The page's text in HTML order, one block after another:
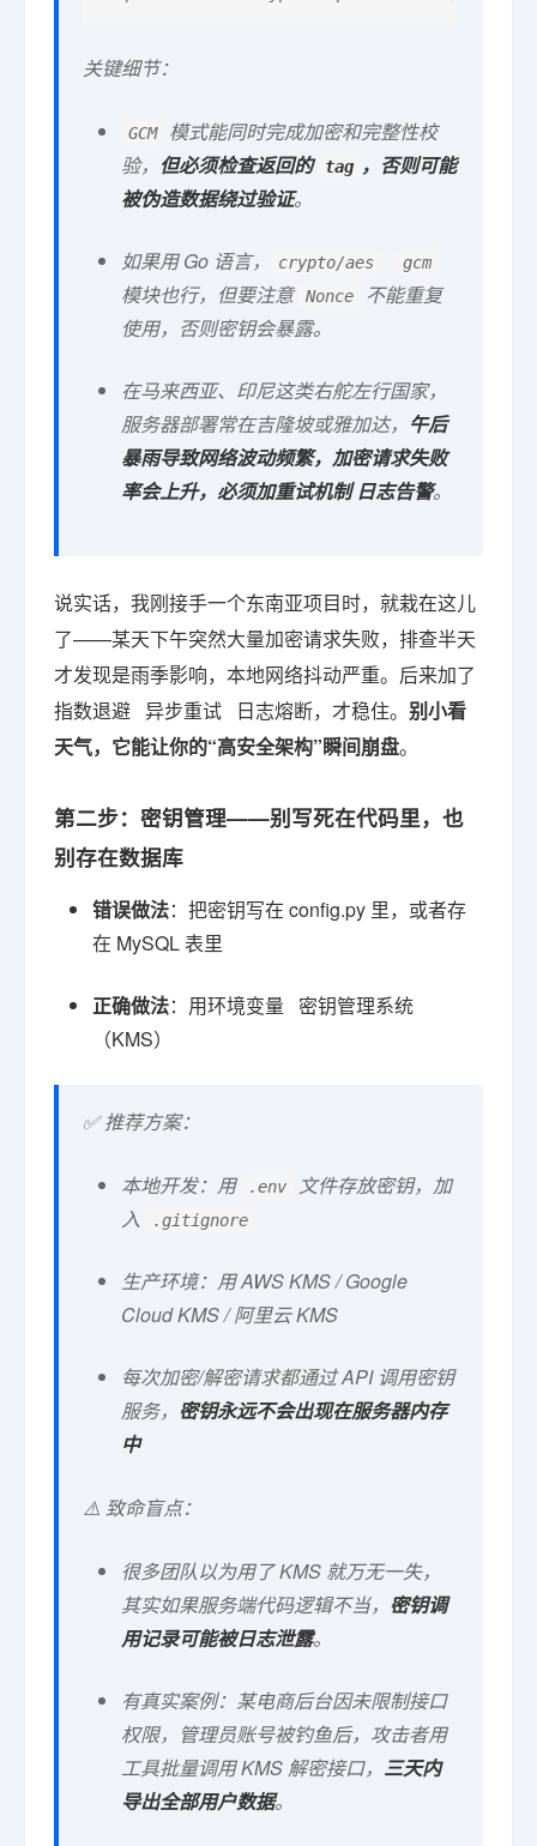
关键细节：
GCM
模式能同时完成加密和完整性校
验， 但必须检查返回的 tag ，否则可能
被伪造数据绕过验证。
如果用 Go 语言， crypto/aes gcm
模块也行，但要注意 Nonce
不能重复
使用，否则密钥会暴露。
在马来西亚、印尼这类右舵左行国家，
服务器部署常在吉隆坡或雅加达， 午后
暴雨导致网络波动频繁，加密请求失败
率会上升，必须加重试机制 日志告警。
说实话，我刚接手一个东南亚项目时，就栽在这儿
了——某天下午突然大量加密请求失败，排查半天
才发现是雨季影响，本地网络抖动严重。后来加了
指数退避 异步重试 日志熔断，才稳住。 别小看
天气，它能让你的“高安全架构”瞬间崩盘。
第二步：密钥管理——别写死在代码里，也
别存在数据库
错误做法：把密钥写在 config.py 里，或者存
在 MySQL 表里
正确做法：用环境变量 密钥管理系统
（KMS）
✅ 推荐方案：
本地开发：用 .env
文件存放密钥，加
入
.gitignore
生产环境：用 AWS KMS / Google
Cloud KMS / 阿里云 KMS
每次加密/解密请求都通过 API 调用密钥
服务， 密钥永远不会出现在服务器内存
中
⚠️ 致命盲点：
很多团队以为用了 KMS 就万无一失，
其实如果服务端代码逻辑不当， 密钥调
用记录可能被日志泄露。
有真实案例：某电商后台因未限制接口
权限，管理员账号被钓鱼后，攻击者用
工具批量调用 KMS 解密接口， 三天内
导出全部用户数据。